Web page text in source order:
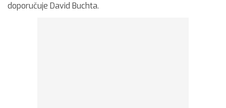
doporučuje David Buchta.